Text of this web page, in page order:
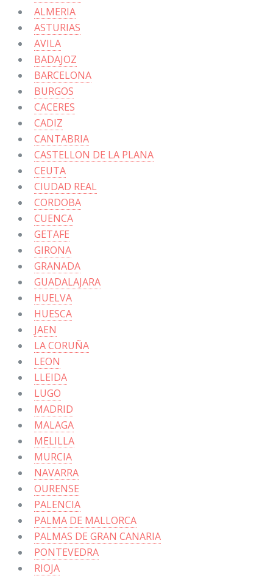
ALMERIA
ASTURIAS
AVILA
BADAJOZ
BARCELONA
BURGOS
CACERES
CADIZ
CANTABRIA
CASTELLON DE LA PLANA
CEUTA
CIUDAD REAL
CORDOBA
CUENCA
GETAFE
GIRONA
GRANADA
GUADALAJARA
HUELVA
HUESCA
JAEN
LA CORUÑA
LEON
LLEIDA
LUGO
MADRID
MALAGA
MELILLA
MURCIA
NAVARRA
OURENSE
PALENCIA
PALMA DE MALLORCA
PALMAS DE GRAN CANARIA
PONTEVEDRA
RIOJA